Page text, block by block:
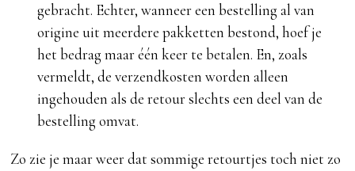
gebracht. Echter, wanneer een bestelling al van
origine uit meerdere pakketten bestond, hoef je
het bedrag maar één keer te betalen. En, zoals
vermeldt, de verzendkosten worden alleen
ingehouden als de retour slechts een deel van de
bestelling omvat.
Zo zie je maar weer dat sommige retourtjes toch niet zo